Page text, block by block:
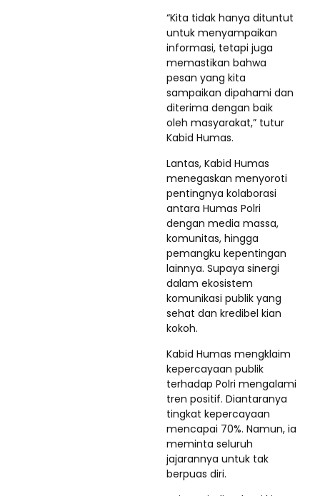
“Kita tidak hanya dituntut
untuk menyampaikan
informasi, tetapi juga
memastikan bahwa
pesan yang kita
sampaikan dipahami dan
diterima dengan baik
oleh masyarakat,” tutur
Kabid Humas.
Lantas, Kabid Humas
menegaskan menyoroti
pentingnya kolaborasi
antara Humas Polri
dengan media massa,
komunitas, hingga
pemangku kepentingan
lainnya. Supaya sinergi
dalam ekosistem
komunikasi publik yang
sehat dan kredibel kian
kokoh.
Kabid Humas mengklaim
kepercayaan publik
terhadap Polri mengalami
tren positif. Diantaranya
tingkat kepercayaan
mencapai 70%. Namun, ia
meminta seluruh
jajarannya untuk tak
berpuas diri.